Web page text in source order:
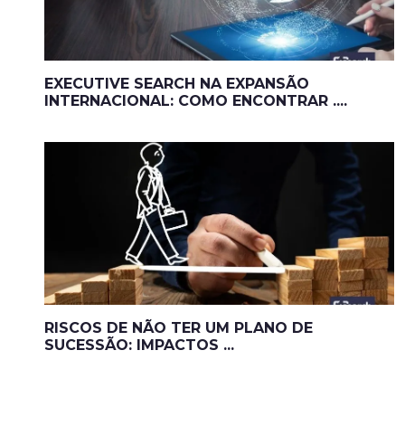
EXECUTIVE SEARCH NA EXPANSÃO
INTERNACIONAL: COMO ENCONTRAR ....
RISCOS DE NÃO TER UM PLANO DE
SUCESSÃO: IMPACTOS ...